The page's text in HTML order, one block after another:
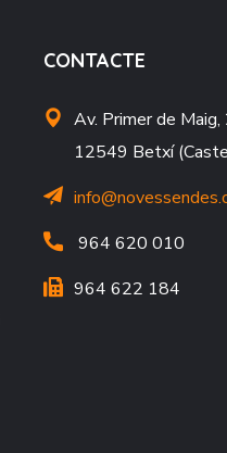
CONTACTE
Av. Primer de
12549 Betxí
964 620 010
964 622 184